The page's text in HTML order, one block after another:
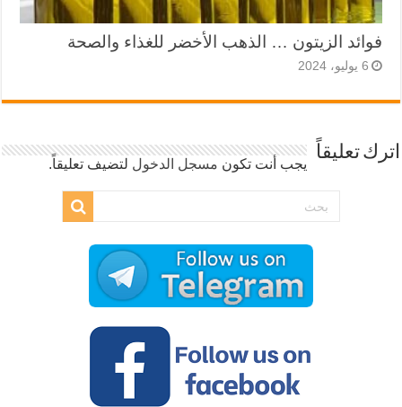
فوائد الزيتون … الذهب الأخضر للغذاء والصحة
6 يوليو، 2024
اترك تعليقاً
يجب أنت تكون مسجل الدخول لتضيف تعليقاً.